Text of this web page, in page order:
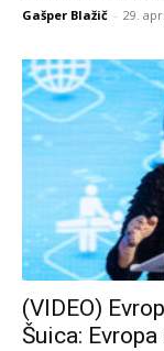
Gašper Blažič - 29.
(VIDEO)
Šuica: